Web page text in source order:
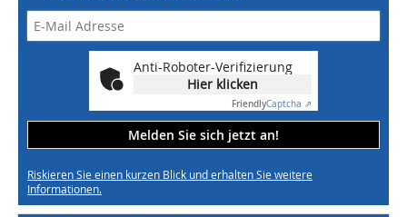
Anti-Roboter-Verifizierung
Hier klicken
FriendlyCaptcha ⇗
Melden Sie sich jetzt an!
Riskieren Sie einen kurzen Blick und erhalten Sie weitere
Informationen.